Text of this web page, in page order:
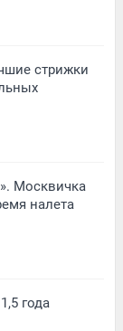
стрижки
Москвичка
налета
года